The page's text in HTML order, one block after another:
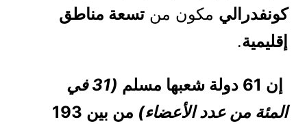
كونفدرالي مكون من تسعة مناطق
إقليمية.
إن 61 دولة شعبها مسلم
(31 في
المئة من عدد الأعضاء)
من بين 193